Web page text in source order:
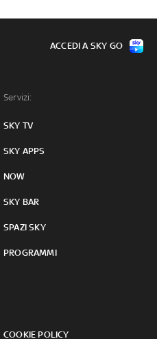
Servizi:
SKY TV
SKY APPS
NOW
SKY BAR
SPAZI SKY
PROGRAMMI
COOKIE POLICY
ACCEDI A SKY GO